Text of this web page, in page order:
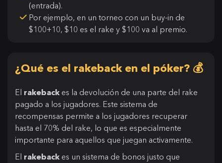
(entrada).
Por ejemplo, en un torneo con un buy-in de
$100+10, $10 es el rake y $100 va al premio.
¿Qué es el rakeback en el póker? 💰
El rakeback es la devolución de una parte del rake
pagado a los jugadores. Este sistema de
recompensas permite a los jugadores recuperar
hasta el 70% del rake, lo que es especialmente
importante para aquellos que juegan activamente.
El rakeback es un sistema de bonos justo que